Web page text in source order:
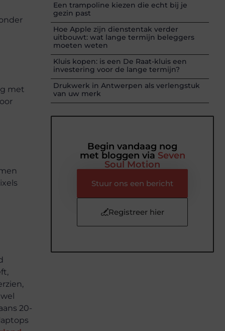
met
20-
Een trampoline kiezen die echt bij je
gezin past
Hoe Apple zijn dienstentak verder
uitbouwt: wat lange termijn beleggers
moeten weten
Kluis kopen: is een De Raat-kluis een
investering voor de lange termijn?
Drukwerk in Antwerpen als verlengstuk
van uw merk
Begin vandaag nog
met bloggen via Seven
Soul Motion
Stuur ons een bericht
Registreer hier